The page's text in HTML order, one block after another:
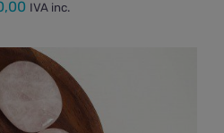
IVA inc.